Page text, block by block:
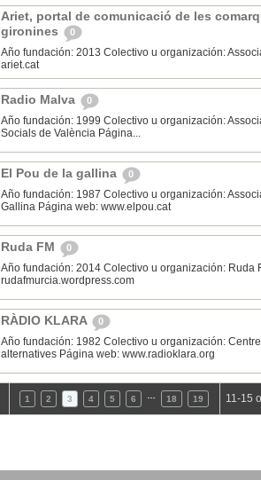
Ariet, portal de comunicació de les
gironines
0
Año fundación: 2013 Colectivo u organización:
ariet.cat
Radio Malva 0
Año fundación: 1999 Colectivo u organización:
Socials de València Página...
El Pou de la gallina 0
Año fundación: 1987 Colectivo u organización:
Gallina Página web: www.elpou.cat
Ruda FM 0
Año fundación: 2014 Colectivo u organización: Ruda
rudafmurcia.wordpress.com
RÀDIO KLARA 0
Año fundación: 1982 Colectivo u organización:
alternatives Página web: www.radioklara.org
1 2 3 4 5 6 18 19 11-15